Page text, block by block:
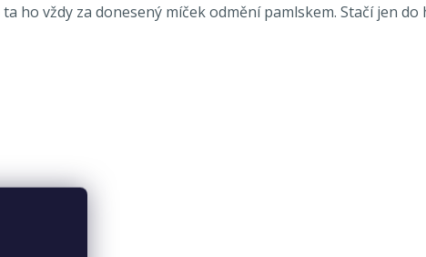
vždy za donesený míček odmění pamlskem. Stačí jen